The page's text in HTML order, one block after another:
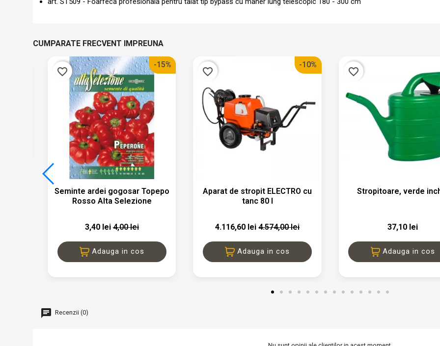
CUMPARATE FRECVENT IMPREUNA
 Vizualizare rapida
Seminte ardei gogosar Topepo
Rosso Alta Selezione
3,40 lei4,00 lei
-15%
Adauga in cos
favorite_border
Vizualizare rapida
Aparat de stropit ELECTRO cu
tanc 80 l
4.116,60 lei4.574,00 lei
-10%
Adauga in cos
favorite_border
Vizualizare rapida
Stropitoare, verde
37,10 lei
Adauga in cos
favorite_border
Recenzii (0)